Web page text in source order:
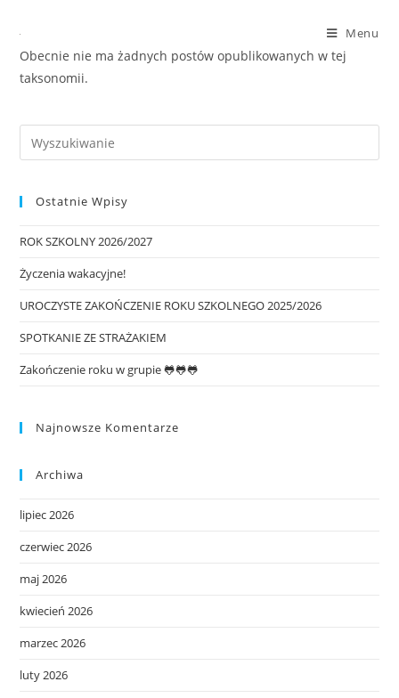
Menu
Obecnie nie ma żadnych postów opublikowanych w tej
taksonomii.
Ostatnie Wpisy
ROK SZKOLNY 2026/2027
Życzenia wakacyjne!
UROCZYSTE ZAKOŃCZENIE ROKU SZKOLNEGO 2025/2026
SPOTKANIE ZE STRAŻAKIEM
Zakończenie roku w grupie 🐸🐸🐸
Najnowsze Komentarze
Archiwa
lipiec 2026
czerwiec 2026
maj 2026
kwiecień 2026
marzec 2026
luty 2026